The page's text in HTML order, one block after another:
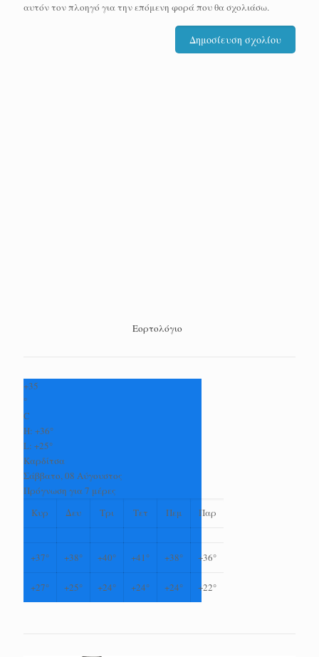
αυτόν τον πλοηγό για την επόμενη φορά που θα σχολιάσω.
Εορτολόγιο
+35
°
C
H: +36°
L: +25°
Καρδίτσα
Σάββατο, 08 Αύγουστος
Πρόγνωση για 7 μέρες
Κυρ
Δευ Τρι Τετ Πεμ Παρ
+37° +38° +40° +41° +38° +36°
+27° +25° +24° +24° +24° +22°